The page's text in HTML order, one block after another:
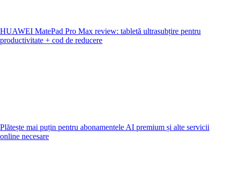
HUAWEI MatePad Pro Max review: tabletă ultrasubțire pentru
productivitate + cod de reducere
Plătește mai puțin pentru abonamentele AI premium și alte servicii
online necesare